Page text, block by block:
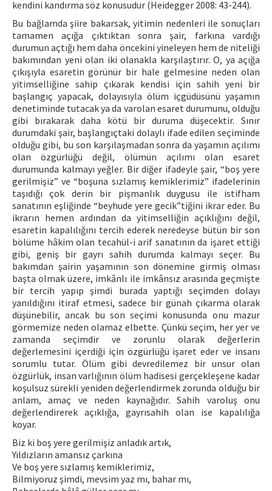
kendini kandırma söz konusudur (Heidegger 2008: 43-244).
Bu bağlamda şiire bakarsak, yitimin nedenleri ile sonuçları
tamamen açığa çıktıktan sonra şair, farkına vardığı
durumun açtığı hem daha öncekini yineleyen hem de niteliği
bakımından yeni olan iki olanakla karşılaştırır. O, ya açığa
çıkışıyla esaretin görünür bir hale gelmesine neden olan
yitimselliğine sahip çıkarak kendisi için sahih yeni bir
başlangıç yapacak, dolayısıyla ölüm içgüdüsünü yaşamın
denetiminde tutacak ya da varolan esaret durumunu, olduğu
gibi bırakarak daha kötü bir duruma düşecektir. Sınır
durumdaki şair, başlangıçtaki dolaylı ifade edilen seçiminde
olduğu gibi, bu son karşılaşmadan sonra da yaşamın açılımı
olan özgürlüğü değil, ölümün açılımı olan esaret
durumunda kalmayı yeğler. Bir diğer ifadeyle şair, “boş yere
gerilmişiz” ve “boşuna sızlamış kemiklerimiz” ifadelerinin
taşıdığı çok derin bir pişmanlık duygusu ile istifham
sanatının eşliğinde “beyhude yere gecik”tiğini ikrar eder. Bu
ikrarın hemen ardından da yitimselliğin açıklığını değil,
esaretin kapalılığını tercih ederek neredeyse bütün bir son
bölüme hâkim olan tecahül-i arif sanatının da işaret ettiği
gibi, geniş bir gayrı sahih durumda kalmayı seçer. Bu
bakımdan şairin yaşamının son dönemine girmiş olması
başta olmak üzere, imkânlı ile imkânsız arasında geçmişte
bir tercih yapıp şimdi burada yaptığı seçimden dolayı
yanıldığını itiraf etmesi, sadece bir günah çıkarma olarak
düşünebilir, ancak bu son seçimi konusunda onu mazur
görmemize neden olamaz elbette. Çünkü seçim, her yer ve
zamanda seçimdir ve zorunlu olarak değerlerin
değerlemesini içerdiği için özgürlüğü işaret eder ve insanı
sorumlu tutar. Ölüm gibi devredilemez bir unsur olan
özgürlük, insan varlığının ölüm hadisesi gerçekleşene kadar
koşulsuz sürekli yeniden değerlendirmek zorunda olduğu bir
anlam, amaç ve neden kaynağıdır. Sahih varoluş onu
değerlendirerek açıklığa, gayrısahih olan ise kapalılığa
koyar.
Biz ki boş yere gerilmişiz anladık artık,
Yıldızların amansız çarkına
Ve boş yere sızlamış kemiklerimiz,
Bilmiyoruz şimdi, mevsim yaz mı, bahar mı,